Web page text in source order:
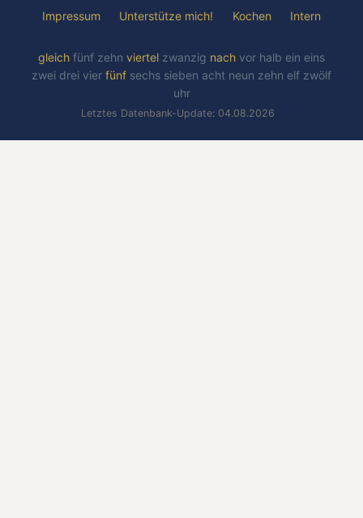
Impressum Unterstütze mich! Kochen Intern
gleich fünf zehn viertel zwanzig nach vor halb ein eins
zwei drei vier fünf sechs sieben acht neun zehn elf zwölf
uhr
Letztes Datenbank-Update: 04.08.2026